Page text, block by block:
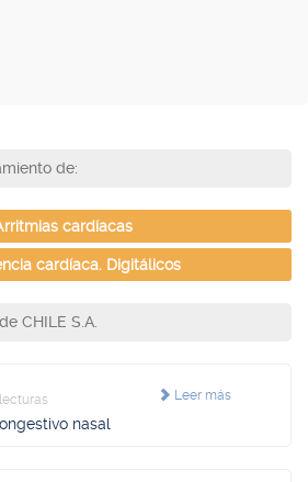
de:
cardíacas
cardíaca. Digitálicos
CHILE S.A.
Leer más
nasal